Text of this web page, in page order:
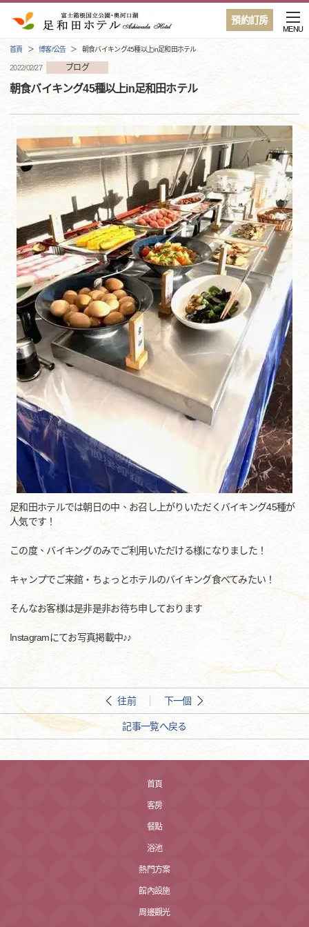
預約訂房
MENU
首頁 博客/公告 朝食バイキング45種以上in足和田ホテル
2022/02/27 ブログ
朝食バイキング45種以上in足和田ホテル
足和田ホテルでは朝日の中、お召し上がりいただくバイキング45種が
人気です！
この度、バイキングのみでご利用いただける様になりました！
キャンプでご来館・ちょっとホテルのバイキング食べてみたい！
そんなお客様は是非是非お待ち申しております
Instagramにてお写真掲載中♪♪
往前 下一個
記事一覧へ戻る
首頁
客房
餐點
浴池
熱門方案
館內設施
周邊觀光